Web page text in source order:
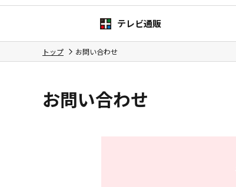
テレビ通販
トップ お問い合わせ
お問い合わせ